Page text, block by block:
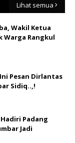
Lihat semua
Wakil Ketua
Warga Rangkul
Pesan Dirlantas
Sidiq..,!
Padang
Jadi